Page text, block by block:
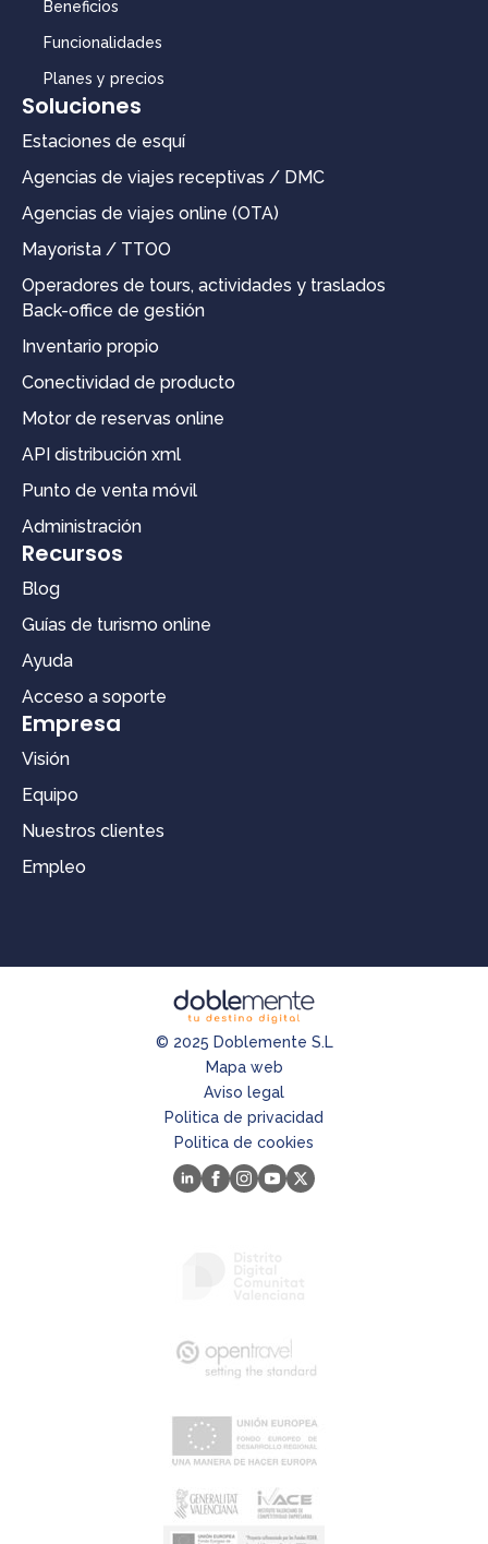
Beneficios
Funcionalidades
Planes y precios
Soluciones
Estaciones de esquí
Agencias de viajes receptivas / DMC
Agencias de viajes online (OTA)
Mayorista / TTOO
Operadores de tours, actividades y traslados
Back-office de gestión
Inventario propio
Conectividad de producto
Motor de reservas online
API distribución xml
Punto de venta móvil
Administración
Recursos
Blog
Guías de turismo online
Ayuda
Acceso a soporte
Empresa
Visión
Equipo
Nuestros clientes
Empleo
© 2025 Doblemente S.L
Mapa web
Aviso legal
Politica de privacidad
Politica de cookies